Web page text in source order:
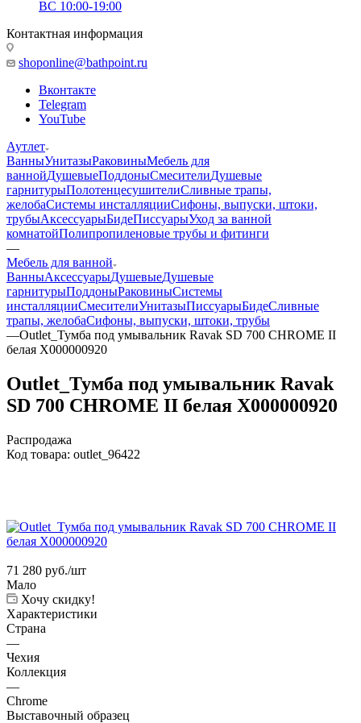
ВС 10:00-19:00
Контактная информация
shoponline@bathpoint.ru
Вконтакте
Telegram
YouTube
Аутлет
ВанныУнитазыРаковиныМебель для
ваннойДушевыеПоддоныСмесителиДушевые
гарнитурыПолотенцесушителиСливные трапы,
желобаСистемы инсталляцииСифоны, выпуски, штоки,
трубыАксессуарыБидеПиссуарыУход за ванной
комнатойПолипропиленовые трубы и фитинги
—
Мебель для ванной
ВанныАксессуарыДушевыеДушевые
гарнитурыПоддоныРаковиныСистемы
инсталляцииСмесителиУнитазыПиссуарыБидеСливные
трапы, желобаСифоны, выпуски, штоки, трубы
—Outlet_Тумба под умывальник Ravak SD 700 CHROME II
белая X000000920
Outlet_Тумба под умывальник Ravak
SD 700 CHROME II белая X000000920
Распродажа
Код товара: outlet_96422
71 280 руб./шт
Мало
Хочу скидку!
Характеристики
Страна
—
Чехия
Коллекция
—
Chrome
Выставочный образец